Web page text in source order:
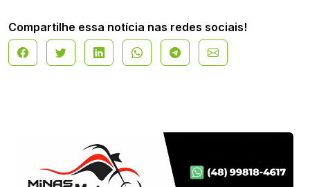
Compartilhe essa notícia nas redes sociais!